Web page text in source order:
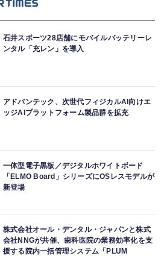
石井スポーツ28店舗にモバイルバッテリーレ
ンタル「充レン」を導入
アドバンテック、次世代フィジカルAI向けエ
ッジAIプラットフォーム製品群を拡充
一体型電子黒板／デジタルホワイトボード
「ELMO Board」シリーズにOSレスモデルが
新登場
株式会社オール・デンタル・ジャパンと株式
会社NNGが共催、歯科医院の業務効率化を支
援する院内一括管理システム「PLUM